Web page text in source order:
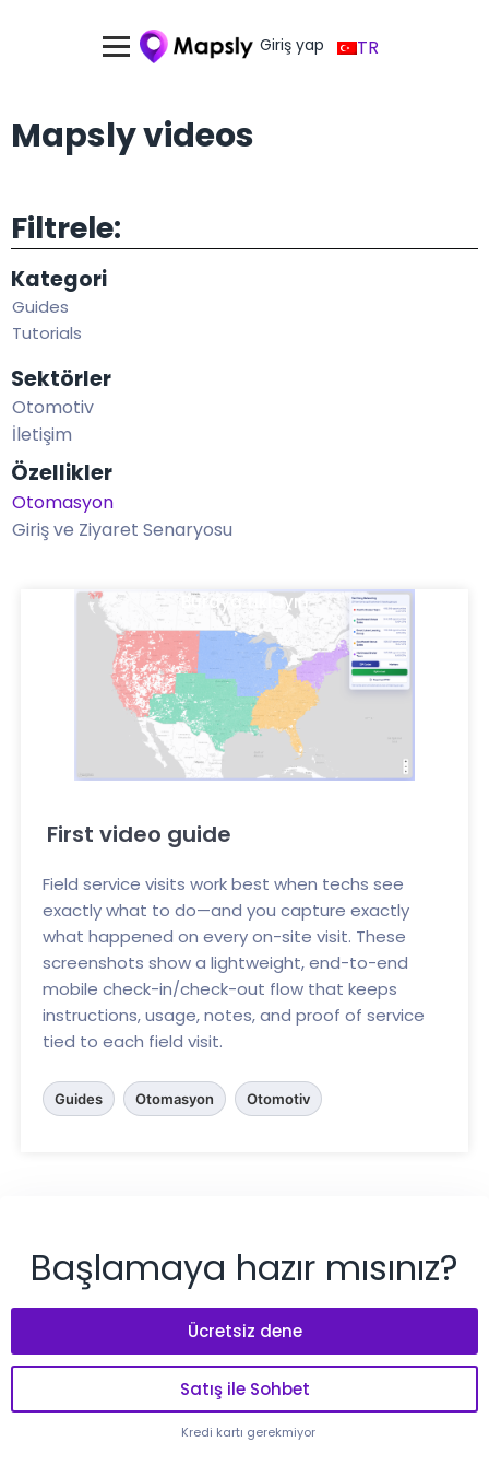
Giriş yap TR
Mapsly videos
Filtrele:
Kategori
Guides
Tutorials
Sektörler
Otomotiv
İletişim
Özellikler
Otomasyon
Giriş ve Ziyaret Senaryosu
First video guide
Field service visits work best when techs see
exactly what to do—and you capture exactly
what happened on every on-site visit. These
screenshots show a lightweight, end-to-end
mobile check-in/check-out flow that keeps
instructions, usage, notes, and proof of service
tied to each field visit.
Buraya tıklayın
Guides Otomasyon Otomotiv
Başlamaya hazır mısınız?
Ücretsiz dene
Satış ile Sohbet
Kredi kartı gerekmiyor